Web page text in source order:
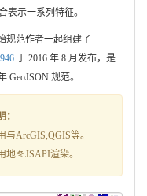
表示一系列特征。
规范作者一起组建了
于 2016 年 8 月发布，是
GeoJSON 规范。
与ArcGIS,QGIS等。
地图JSAPI渲染。